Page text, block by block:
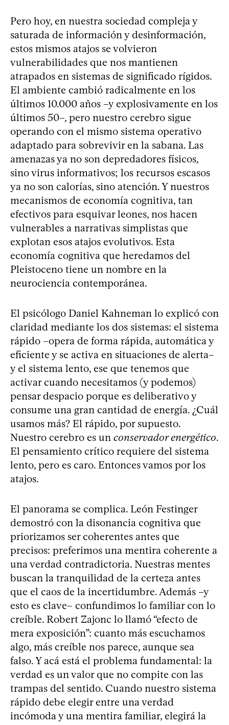
Pero hoy, en nuestra sociedad compleja y
saturada de información y desinformación,
estos mismos atajos se volvieron
vulnerabilidades que nos mantienen
atrapados en sistemas de significado rígidos.
El ambiente cambió radicalmente en los
últimos 10.000 años –y explosivamente en los
últimos 50–, pero nuestro cerebro sigue
operando con el mismo sistema operativo
adaptado para sobrevivir en la sabana. Las
amenazas ya no son depredadores físicos,
sino virus informativos; los recursos escasos
ya no son calorías, sino atención. Y nuestros
mecanismos de economía cognitiva, tan
efectivos para esquivar leones, nos hacen
vulnerables a narrativas simplistas que
explotan esos atajos evolutivos. Esta
economía cognitiva que heredamos del
Pleistoceno tiene un nombre en la
neurociencia contemporánea.
El psicólogo Daniel Kahneman lo explicó con
claridad mediante los dos sistemas: el sistema
rápido –opera de forma rápida, automática y
eficiente y se activa en situaciones de alerta–
y el sistema lento, ese que tenemos que
activar cuando necesitamos (y podemos)
pensar despacio porque es deliberativo y
consume una gran cantidad de energía. ¿Cuál
usamos más? El rápido, por supuesto.
Nuestro cerebro es un conservador energético.
El pensamiento crítico requiere del sistema
lento, pero es caro. Entonces vamos por los
atajos.
El panorama se complica. León Festinger
demostró con la disonancia cognitiva que
priorizamos ser coherentes antes que
precisos: preferimos una mentira coherente a
una verdad contradictoria. Nuestras mentes
buscan la tranquilidad de la certeza antes
que el caos de la incertidumbre. Además –y
esto es clave– confundimos lo familiar con lo
creíble. Robert Zajonc lo llamó “efecto de
mera exposición”: cuanto más escuchamos
algo, más creíble nos parece, aunque sea
falso. Y acá está el problema fundamental: la
verdad es un valor que no compite con las
trampas del sentido. Cuando nuestro sistema
rápido debe elegir entre una verdad
incómoda y una mentira familiar, elegirá la